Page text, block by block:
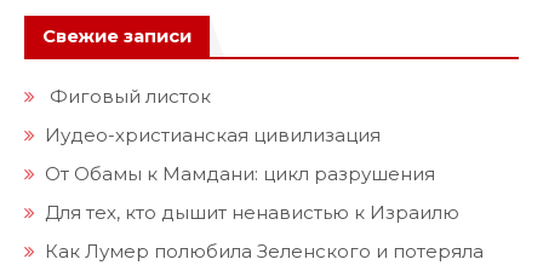
Свежие записи
Фиговый листок
Иудео-христианская цивилизация
От Обамы к Мамдани: цикл разрушения
Для тех, кто дышит ненавистью к Израилю
Как Лумер полюбила Зеленского и потеряла